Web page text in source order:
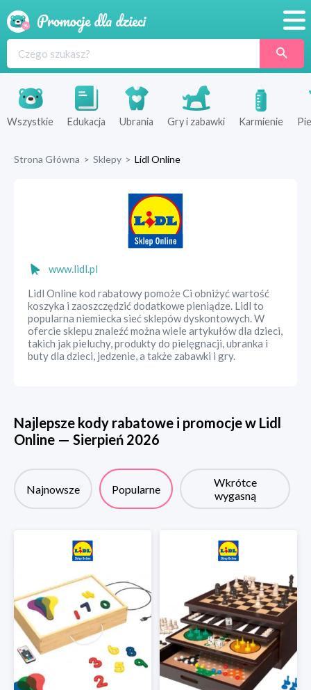
Produkty
Sklepy
Wszystkie Edukacja Ubrania Gry i zabawki Karmienie
Strona Główna > Sklepy > Lidl Online
www.lidl.pl
Lidl Online kod rabatowy pomoże Ci obniżyć wartość
koszyka i zaoszczędzić dodatkowe pieniądze. Lidl to
popularna niemiecka sieć sklepów dyskontowych. W
ofercie sklepu znaleźć można wiele artykułów dla dzieci,
takich jak pieluchy, produkty do pielęgnacji, ubranka i
buty dla dzieci, jedzenie, a także zabawki i gry.
Najlepsze kody rabatowe i promocje w Lidl
Online — Sierpień 2026
Najnowsze Popularne
Wkrótce
wygasną